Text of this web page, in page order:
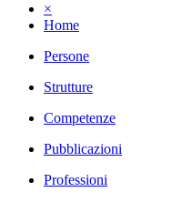
×
Home
Persone
Strutture
Competenze
Pubblicazioni
Professioni